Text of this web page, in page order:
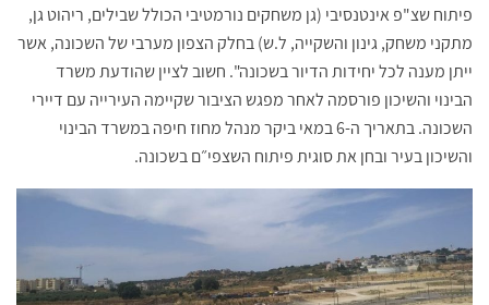
פיתוח שצ"פ אינטנסיבי (גן משחקים נורמטיבי הכולל שבילים, ריהוט גן,
מתקני משחק, גינון והשקייה, ל.ש) בחלק הצפון מערבי של השכונה, אשר
ייתן מענה לכל יחידות הדיור בשכונה". חשוב לציין שהודעת משרד
הבינוי והשיכון פורסמה לאחר מפגש הציבור שקיימה העירייה עם דיירי
השכונה. בתאריך ה-6 במאי ביקר מנהל מחוז חיפה במשרד הבינוי
והשיכון בעיר ובחן את סוגית פיתוח השצפי״ם בשכונה.